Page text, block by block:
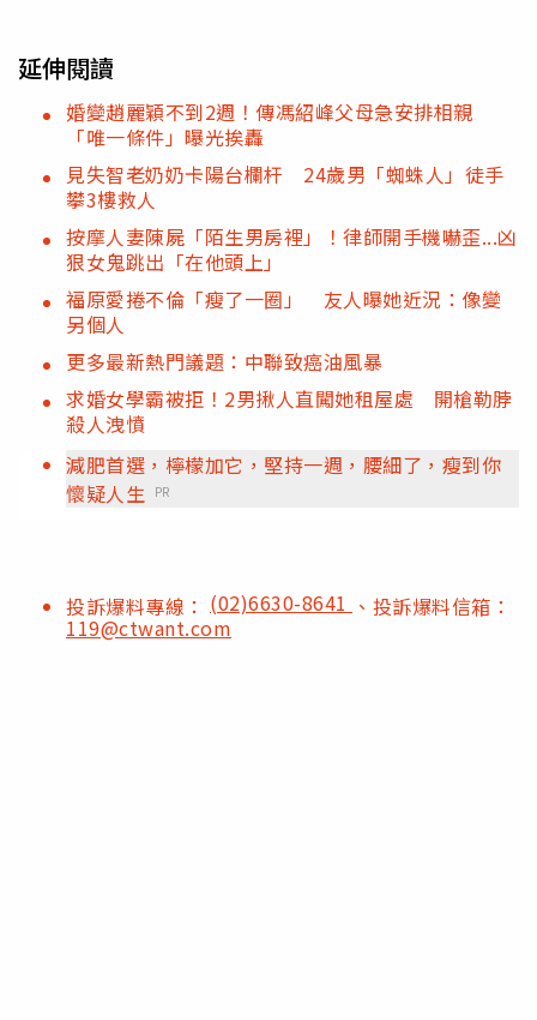
延伸閱讀
婚變趙麗穎不到2週！傳馮紹峰父母急安排相親
「唯一條件」曝光挨轟
見失智老奶奶卡陽台欄杆 24歲男「蜘蛛人」徒手
攀3樓救人
按摩人妻陳屍「陌生男房裡」！律師開手機嚇歪...凶
狠女鬼跳出「在他頭上」
福原愛捲不倫「瘦了一圈」 友人曝她近況：像變
另個人
更多最新熱門議題：中聯致癌油風暴
求婚女學霸被拒！2男揪人直闖她租屋處 開槍勒脖
殺人洩憤
減肥首選，檸檬加它，堅持一週，腰細了，瘦到你
懷疑人生
PR
投訴爆料專線： (02)6630-8641 、投訴爆料信箱：
119@ctwant.com